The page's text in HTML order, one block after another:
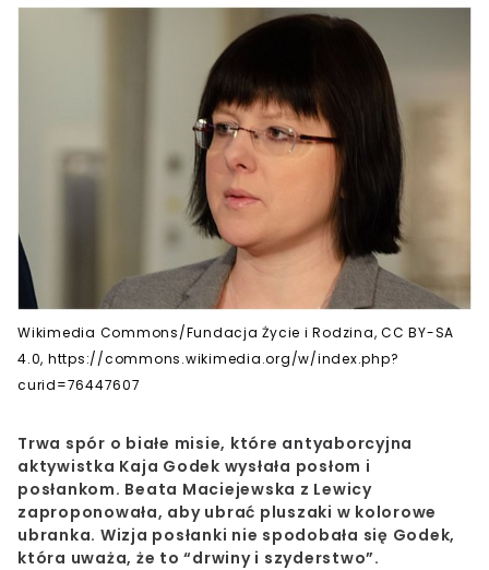
Wikimedia Commons/Fundacja Życie i Rodzina, CC BY-SA
4.0, https://commons.wikimedia.org/w/index.php?
curid=76447607
Trwa spór o białe misie, które antyaborcyjna
aktywistka Kaja Godek wysłała posłom i
posłankom. Beata Maciejewska z Lewicy
zaproponowała, aby ubrać pluszaki w kolorowe
ubranka. Wizja posłanki nie spodobała się Godek,
która uważa, że to “drwiny i szyderstwo”.